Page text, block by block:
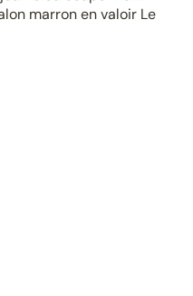
marron en valoir Le